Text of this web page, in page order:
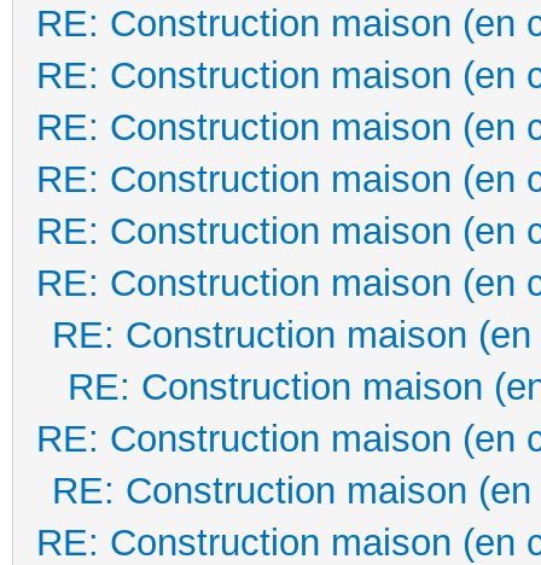
RE: Construction maison (en
RE: Construction maison (en
RE: Construction maison (en
RE: Construction maison (en
RE: Construction maison (en
RE: Construction maison (en
RE: Construction maison
RE: Construction maison
RE: Construction maison (en
RE: Construction maison
RE: Construction maison (en